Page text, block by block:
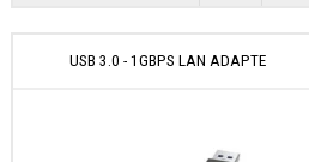
USB 3.0 - 1GBPS LAN ADAPTE